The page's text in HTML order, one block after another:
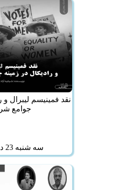
نقد فمینیسم لیبرال و
جوامع
سه شنبه 23 دي 1404